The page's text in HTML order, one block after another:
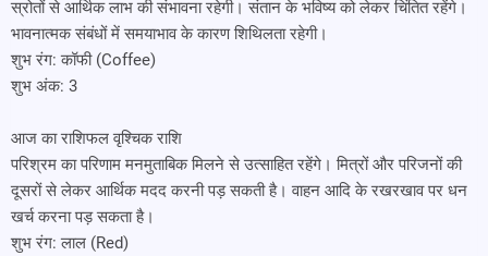
स्रोतों से आर्थिक लाभ की संभावना रहेगी। संतान के भविष्य को लेकर चिंतित रहेंगे।
भावनात्मक संबंधों में समयाभाव के कारण शिथिलता रहेगी।
शुभ रंग: कॉफी (Coffee)
शुभ अंक: 3
आज का राशिफल वृश्चिक राशि
परिश्रम का परिणाम मनमुताबिक मिलने से उत्साहित रहेंगे। मित्रों और परिजनों की
दूसरों से लेकर आर्थिक मदद करनी पड़ सकती है। वाहन आदि के रखरखाव पर धन
खर्च करना पड़ सकता है।
शुभ रंग: लाल (Red)